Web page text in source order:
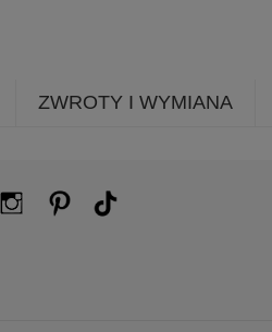
ZWROTY I WYMIANA